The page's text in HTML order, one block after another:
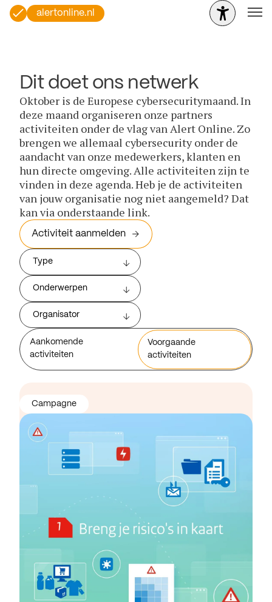
alertonline.nl
Dit doet ons netwerk
Oktober is de Europese cybersecuritymaand. In
deze maand organiseren onze partners
activiteiten onder de vlag van Alert Online. Zo
brengen we allemaal cybersecurity onder de
aandacht van onze medewerkers, klanten en
hun directe omgeving. Alle activiteiten zijn te
vinden in deze agenda. Heb je de activiteiten
van jouw organisatie nog niet aangemeld? Dat
kan via onderstaande link.
Activiteit aanmelden
Type
Onderwerpen
Organisator
Aankomende
activiteiten
Voorgaande
activiteiten
Campagne